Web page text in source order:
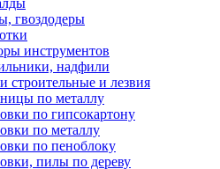
гвоздодеры
инструментов
надфили
строительные и лезвия
по металлу
по гипсокартону
по металлу
по пеноблоку
пилы по дереву